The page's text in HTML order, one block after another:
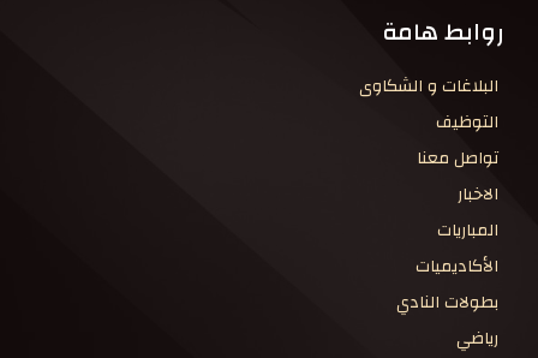
روابط هامة
البلاغات و الشكاوى
التوظيف
تواصل معنا
الاخبار
المباريات
الأكاديميات
بطولات النادي
رياضي